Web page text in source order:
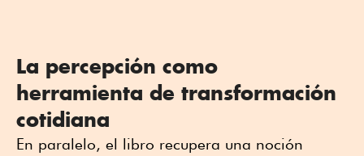
La percepción como
herramienta de transformación
cotidiana
En paralelo, el libro recupera una noción